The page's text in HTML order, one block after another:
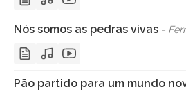
Nós somos as pedras vivas -
Pão partido para um mundo